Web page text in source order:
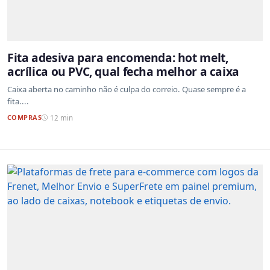
Fita adesiva para encomenda: hot melt,
acrílica ou PVC, qual fecha melhor a caixa
Caixa aberta no caminho não é culpa do correio. Quase sempre é a
fita....
COMPRAS 12 min